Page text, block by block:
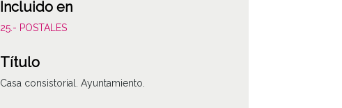
Incluido en
25.- POSTALES
Título
Casa consistorial. Ayuntamiento.